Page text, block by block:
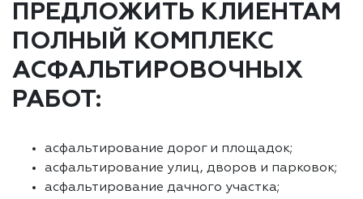
ПРЕДЛОЖИТЬ КЛИЕНТАМ
ПОЛНЫЙ КОМПЛЕКС
АСФАЛЬТИРОВОЧНЫХ
РАБОТ:
асфальтирование дорог и площадок;
асфальтирование улиц, дворов и парковок;
асфальтирование дачного участка;